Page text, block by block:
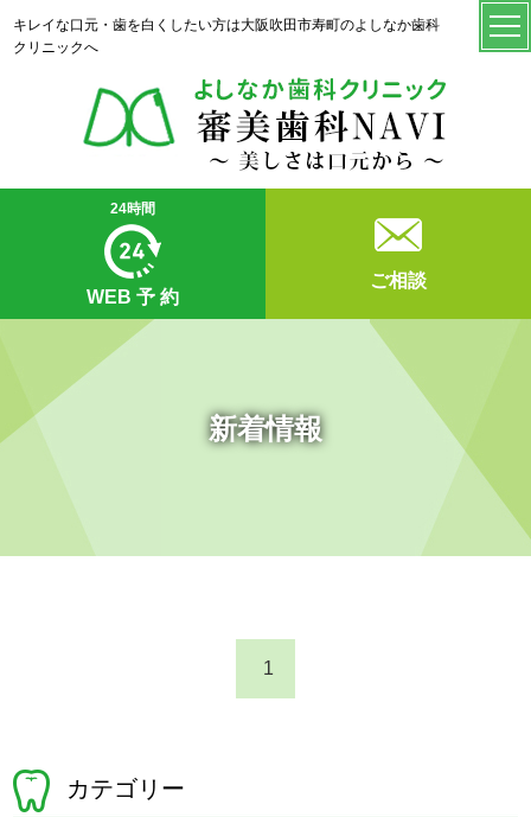
キレイな口元・歯を白くしたい方は大阪吹田市寿町のよしなか歯科
クリニックへ
24時間
WEB 予 約
ご相談
新着情報
1
カテゴリー